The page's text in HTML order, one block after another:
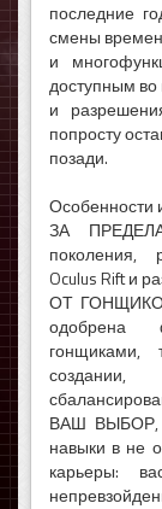
последние
смены
и
доступным во
и
попросту
позади.
Особенности
ЗА
поколения,
Oculus Rift и
ОТ
одобрена
ВАШ ВЫБОР,
навыки в не
карьеры: